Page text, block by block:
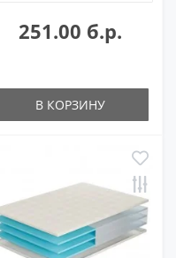
251.00 б.р.
В КОРЗИНУ